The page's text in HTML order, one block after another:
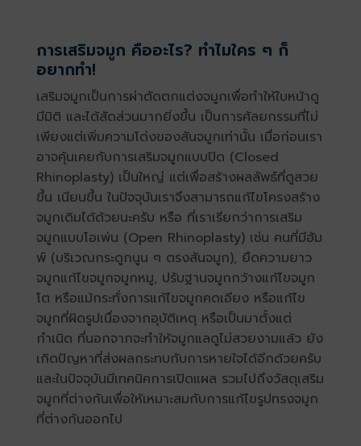
การเสริมจมูก คืออะไร? ทำไมใคร ๆ ก็
อยากทำ!
เสริมจมูกเป็นการผ่าตัดตกแต่งจมูกเพื่อทำให้ใบหน้าดู
มีมิติ และได้สัดส่วนมากยิ่งขึ้น เป็นการศัลยกรรมที่ไม่
เพียงแต่เพิ่มความโด่งของสันจมูกเท่านั้น เมื่อก่อนเรา
อาจคุ้นเคยกับการเสริมจมูกแบบปิด (Closed
Rhinoplasty) เป็นใหญ่ แต่เพื่อสร้างผลลัพธ์ที่ดูสวย
ขึ้น เนียนขึ้น ในปัจจุบันเราจึงสามารถแก้ไขโครงสร้าง
จมูกเดิมได้ด้วยนะครับ หรือ ที่เราเรียกว่าการเสริม
จมูกแบบโอเพ่น (Open Rhinoplasty) เช่น คนที่มีฮัม
พ์ (บริเวณกระดูกนูน ๆ ตรงสันจมูก), ยืดความยาว
จมูกแก้ไขจมูกจมูกหมู, ปรับฐานจมูกกว้างแก้ไขจมูก
โต หรือแม้กระทั่งการแก้ไขจมูกคดเอียง หรือแก้ไข
จมูกที่ผิดรูปเนื่องจากอุบัติเหตุ หรือเป็นมาตั้งแต่
กำเนิด ที่นอกจากจะทำให้จมูกแลดูไม่สวยงามแล้ว ยัง
เกิดปัญหาที่ส่งผลกระทบกับการหายใจได้อีกด้วยครับ
และในปัจจุบันมีเทคนิคการเปิดแผล รวมไปถึงวัสดุเสริม
จมูกที่ต่างกันเพื่อให้เหมาะสมกับการแก้ไขรูปทรงจมูก
ที่ต่างกันออกไป